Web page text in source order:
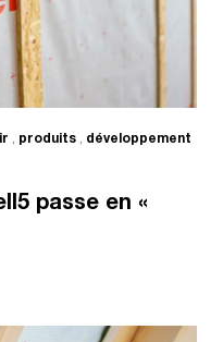
, produits , développement
passe en «